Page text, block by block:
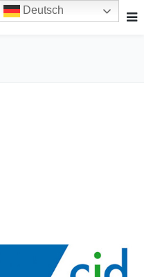
Deutsch